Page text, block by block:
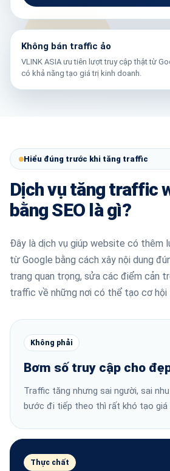
Không bán traffic ảo
VLINK ASIA ưu tiên lượt truy cập thật từ
có khả năng tạo giá trị kinh doanh.
Hiểu đúng trước khi tăng traffic
Dịch vụ tăng traffic
bằng SEO là gì?
Đây là dịch vụ giúp website có thêm
từ Google bằng cách xây nội dung
trang quan trọng, sửa các điểm cản
traffic về những nơi có thể tạo cơ hội
Không phải
Bơm số truy cập cho
Traffic tăng nhưng sai người, sai
bước đi tiếp theo thì rất khó tạo giá
Thực chất